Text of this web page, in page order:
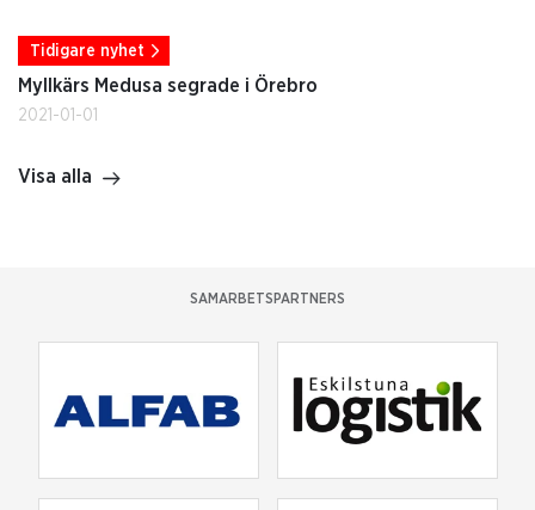
Tidigare nyhet
Myllkärs Medusa segrade i Örebro
2021-01-01
Visa alla
SAMARBETSPARTNERS